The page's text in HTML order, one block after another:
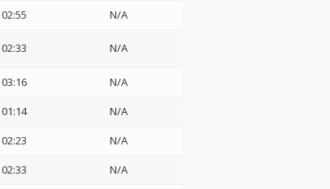
02:55 N/A
02:33 N/A
03:16
N/A
01:14
N/A
02:23
N/A
02:33
N/A